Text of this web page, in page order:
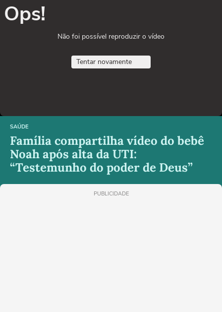
Ops!
Não foi possível reproduzir o vídeo
Tentar novamente
SAÚDE
Família compartilha vídeo do bebê
Noah após alta da UTI:
“Testemunho do poder de Deus”
PUBLICIDADE